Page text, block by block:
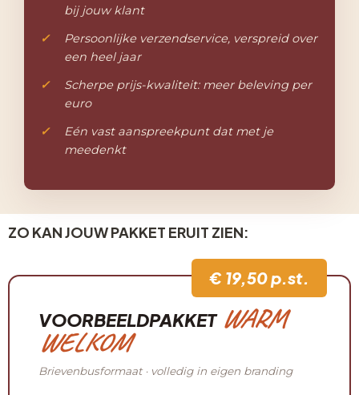
bij jouw klant
Persoonlijke verzendservice, verspreid over
een heel jaar
Scherpe prijs-kwaliteit: meer beleving per
euro
Eén vast aanspreekpunt dat met je
meedenkt
ZO KAN JOUW PAKKET ERUIT ZIEN:
€ 19,50 p.st.
VOORBEELDPAKKET WARM
WELKOM
Brievenbusformaat · volledig in eigen branding